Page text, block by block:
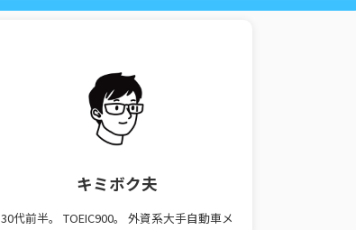
キミボク夫
30代前半。 TOEIC900。 外資系大手自動車メ